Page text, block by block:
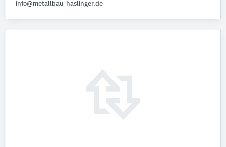
info@metallbau-haslinger.de